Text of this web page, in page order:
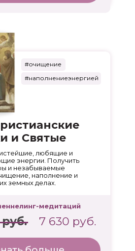
#очищение
#наполнениеэнергией
и Святые
7 630 руб.
любящие и
энергии. Получить
и незабываемые
наполнение и
земных делах.
медитаций